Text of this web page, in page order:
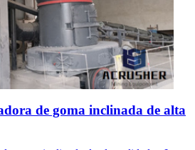
de goma inclinada de alta